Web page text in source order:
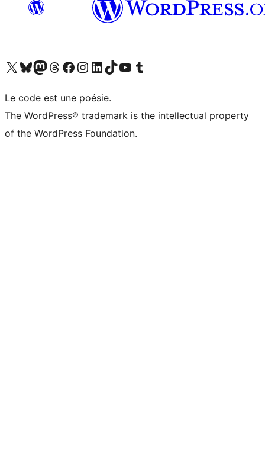
Visit our X (formerly Twitter) account
Visitez notre compte Bluesky
Visit our Mastodon account
Visitez notre compte Threads
Visit our Facebook page
Visit our Instagram account
Visit our LinkedIn account
Visitez notre compte TikTok
Visit our YouTube channel
Visitez notre compte Tumblr
Le code est une poésie.
The WordPress® trademark is the intellectual property
of the WordPress Foundation.